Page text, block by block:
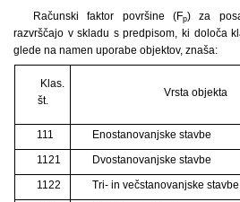
Računski faktor površine (Fp) za
razvrščajo v skladu s predpisom, ki določa
glede na namen uporabe objektov, znaša:
Klas.
št.
Vrsta objekta
111
Enostanovanjske stavbe
1121
Dvostanovanjske stavbe
1122
Tri- in večstanovanjske stavbe